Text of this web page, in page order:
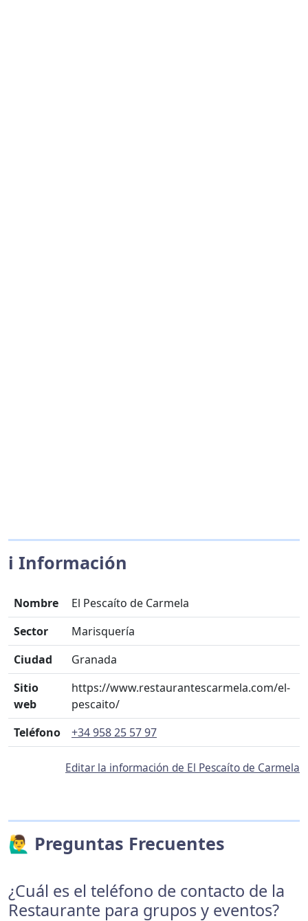
ℹ️ Información
Nombre
El Pescaíto de Carmela
Sector
Marisquería
Ciudad
Granada
Sitio
web
https://www.restaurantescarmela.com/el-
pescaito/
Teléfono
+34 958 25 57 97
Editar la información de El Pescaíto de Carmela
🙋‍♂️ Preguntas Frecuentes
¿Cuál es el teléfono de contacto de la
Restaurante para grupos y eventos?